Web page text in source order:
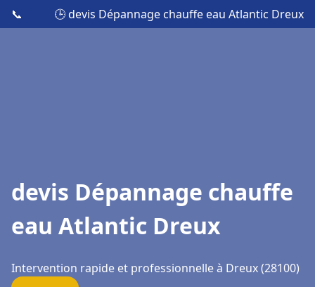
📞 🕒 devis Dépannage chauffe eau Atlantic Dreux
devis Dépannage chauffe
eau Atlantic Dreux
Intervention rapide et professionnelle à Dreux (28100)